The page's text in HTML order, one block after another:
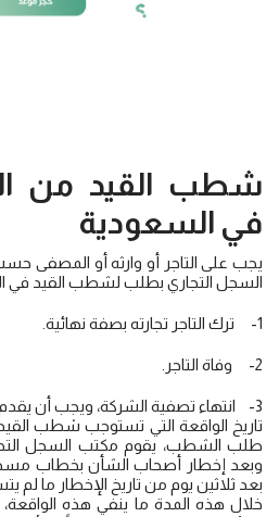
شطب القيد من
في السعودية
يجب على التاجر أو وارثه أو المصفى
السجل التجاري بطلب لشطب القيد في
1- ترك التاجر تجارته بصفة نهائية.
2- وفاة التاجر.
3- انتهاء تصفية الشركة، ويجب أن
تاريخ الواقعة التي تستوجب شطب
طلب الشطب، يقوم مكتب السجل
وبعد إخطار أصحاب الشأن بخطاب
بعد ثلاثين يوم من تاريخ الإخطار ما
خلال هذه المدة ما ينفي هذه